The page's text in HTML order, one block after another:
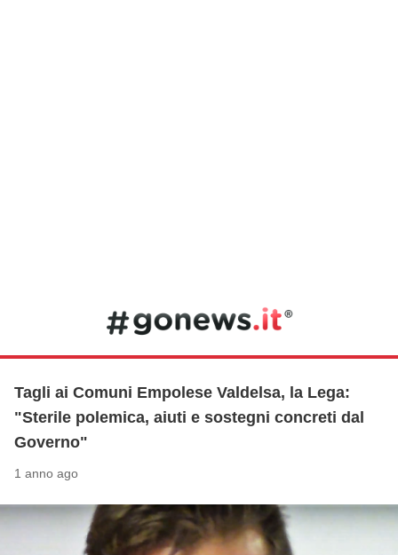
Tagli ai Comuni Empolese Valdelsa, la Lega:
"Sterile polemica, aiuti e sostegni concreti dal
Governo"
1 anno ago